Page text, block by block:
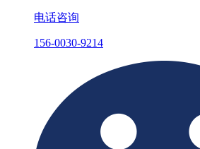
电话咨询
156-0030-9214